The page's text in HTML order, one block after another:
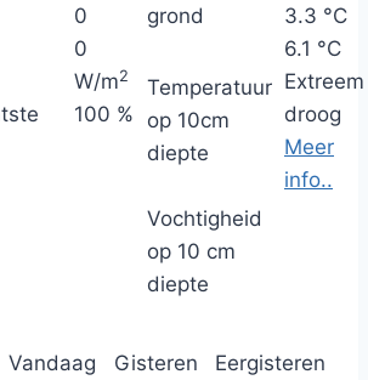
0
0
W/m2
100 %
grond
Temperatuur
op 10cm
diepte
Vochtigheid
op 10 cm
diepte
3.3 °C
6.1 °C
Extreem
droog
Meer
info..
Vandaag Gisteren
Eergisteren